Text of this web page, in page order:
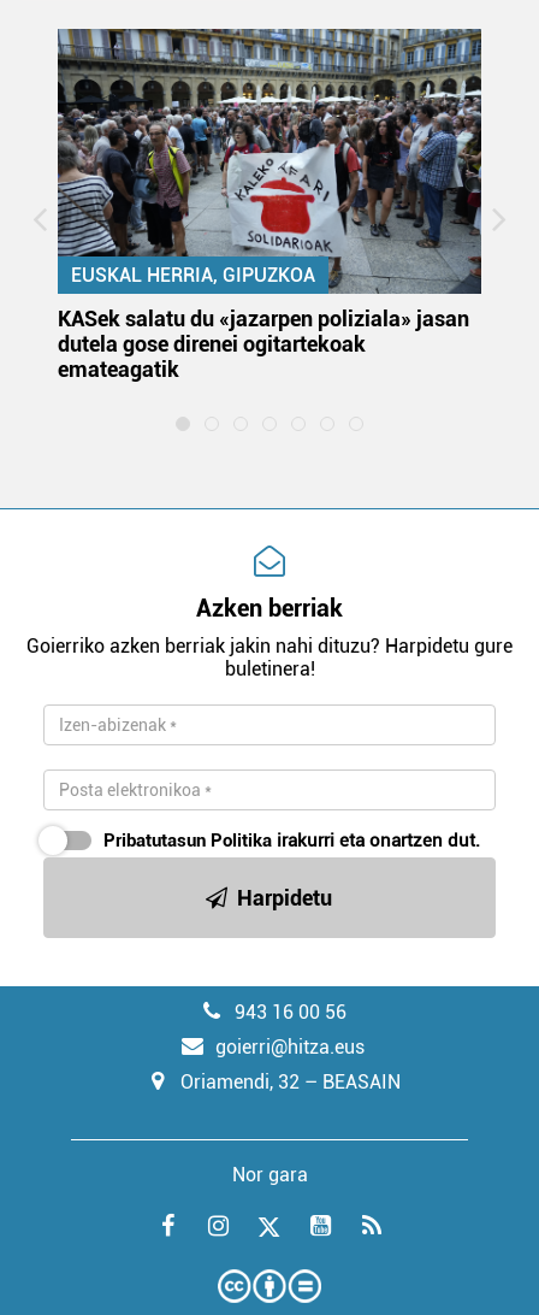
EUSKAL HERRIA, GIPUZKOA
KASek salatu du «jazarpen poliziala» jasan
dutela gose direnei ogitartekoak
emateagatik
Azken berriak
Goierriko azken berriak jakin nahi dituzu? Harpidetu gure
buletinera!
Pribatutasun Politika irakurri eta onartzen dut.
Harpidetu
943 16 00 56
goierri@hitza.eus
Oriamendi, 32 – BEASAIN
Nor gara